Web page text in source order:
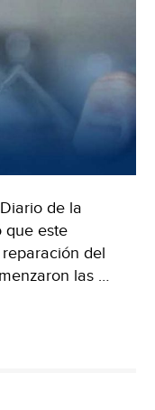
de la
que este
del
las …